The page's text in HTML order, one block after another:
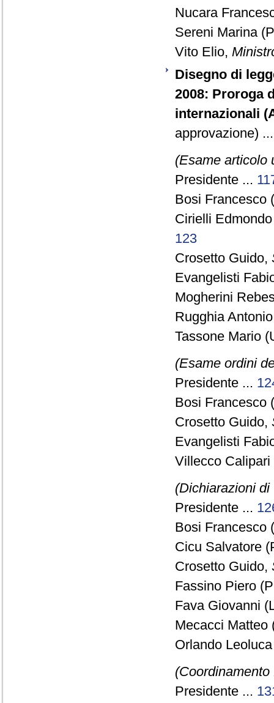
Nucara
Sereni Marina
Vito Elio,
Disegno di
2008: Proroga
internazionali
approvazione)
(Esame articolo
Presidente ...
Bosi Francesco
Cirielli
123
Crosetto Guido,
Evangelisti
Mogherini
Rugghia
Tassone Mario
(Esame ordini
Presidente ...
Bosi Francesco
Crosetto Guido,
Evangelisti
Villecco
(Dichiarazioni
Presidente ...
Bosi Francesco
Cicu Salvatore
Crosetto Guido,
Fassino Piero
Fava Giovanni
Mecacci
Orlando
Presidente ...